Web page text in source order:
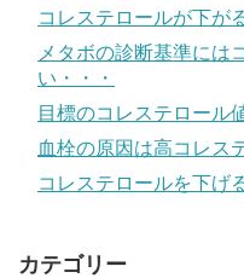
コレステロールが下が
メタボの診断基準には
い・・・
目標のコレステロール
血栓の原因は高コレス
コレステロールを下げ
カテゴリー